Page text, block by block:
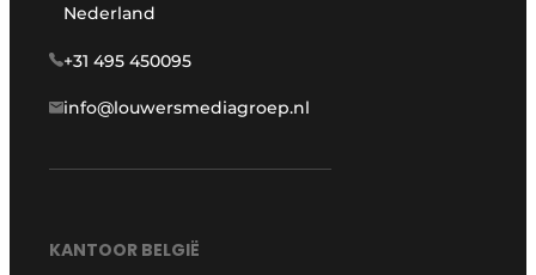
Nederland
+31 495 450095
info@louwersmediagroep.nl
KANTOOR BELGIË